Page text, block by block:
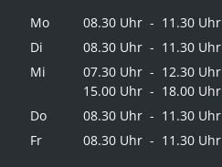
Mo
08.30 Uhr - 11.30 Uhr
Di
08.30 Uhr - 11.30 Uhr
Mi
07.30 Uhr - 12.30 Uhr
15.00 Uhr - 18.00 Uhr
Do
08.30 Uhr - 11.30 Uhr
Fr
08.30 Uhr - 11.30 Uhr